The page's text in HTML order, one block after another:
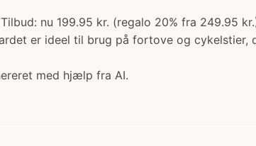
nu 199.95 kr. (regalo 20% fra 249.95
er ideel til brug på fortove og
med hjælp fra AI.